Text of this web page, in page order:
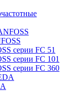
серии FC 51
серии FC 101
серии FC 360